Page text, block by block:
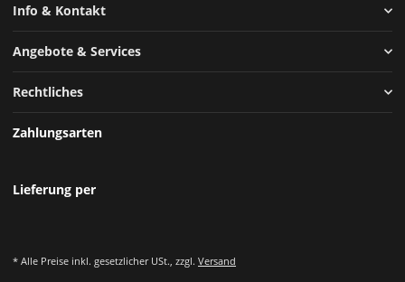
Info & Kontakt
Angebote & Services
Rechtliches
Zahlungsarten
Lieferung per
* Alle Preise inkl. gesetzlicher USt., zzgl. Versand